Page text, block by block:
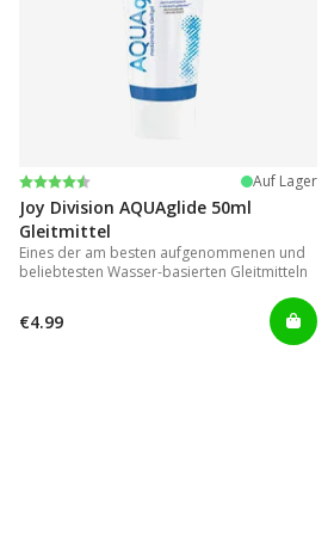
Bewertung:
4.2 von 5 Sternen Auf Lager
Joy Division AQUAglide 50ml
Gleitmittel
Eines der am besten aufgenommenen und
beliebtesten Wasser-basierten Gleitmitteln
€4.99